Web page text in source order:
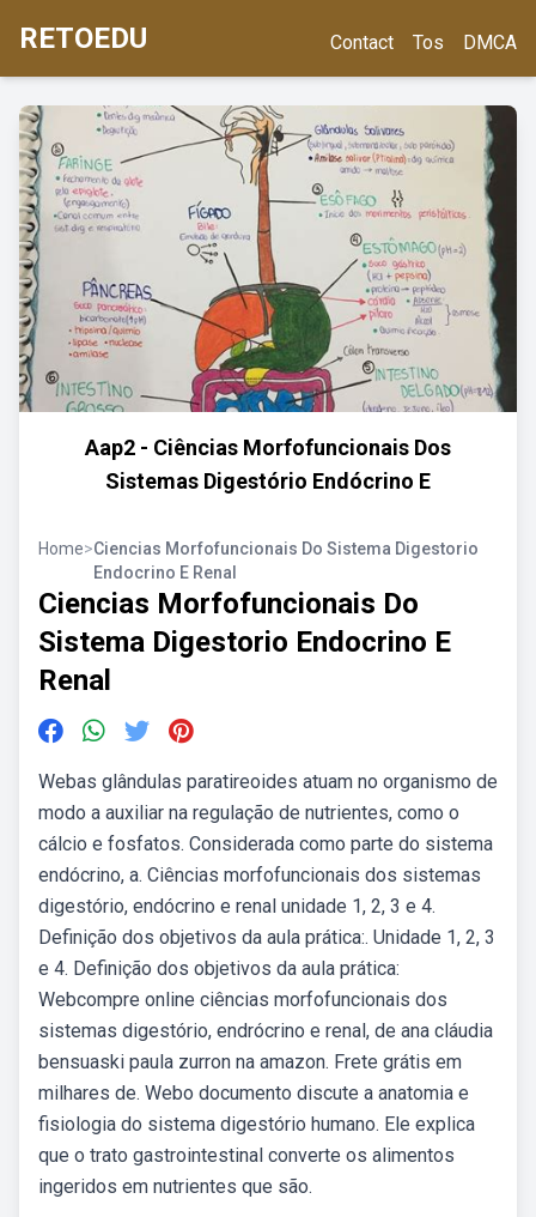
RETOEDU Contact Tos DMCA
Aap2 - Ciências Morfofuncionais Dos
Sistemas Digestório Endócrino E
Home>Ciencias Morfofuncionais Do Sistema Digestorio
Endocrino E Renal
Ciencias Morfofuncionais Do
Sistema Digestorio Endocrino E
Renal
Webas glândulas paratireoides atuam no organismo de
modo a auxiliar na regulação de nutrientes, como o
cálcio e fosfatos. Considerada como parte do sistema
endócrino, a. Ciências morfofuncionais dos sistemas
digestório, endócrino e renal unidade 1, 2, 3 e 4.
Definição dos objetivos da aula prática:. Unidade 1, 2, 3
e 4. Definição dos objetivos da aula prática:
Webcompre online ciências morfofuncionais dos
sistemas digestório, endrócrino e renal, de ana cláudia
bensuaski paula zurron na amazon. Frete grátis em
milhares de. Webo documento discute a anatomia e
fisiologia do sistema digestório humano. Ele explica
que o trato gastrointestinal converte os alimentos
ingeridos em nutrientes que são.